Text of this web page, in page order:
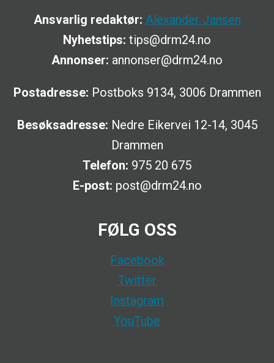
Ansvarlig redaktør: Alexander Jansen
Nyhetstips: tips@drm24.no
Annonser: annonser@drm24.no
Postadresse: Postboks 9134, 3006 Drammen
Besøksadresse: Nedre Eikervei 12-14, 3045
Drammen
Telefon: 975 20 675
E-post: post@drm24.no
FØLG OSS
Facebook
Twitter
Instagram
YouTube